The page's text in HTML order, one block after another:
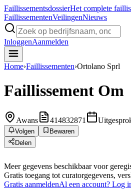
FaillissementsdossierHet complete
FaillissementenVeilingenNieuws
InloggenAanmelden
Home›Faillissementen›Ortolano Sprl
Faillissement Om
Awans 414832871
Volgen
Bewaren
Delen
Meer gegevens beschikbaar voor
Gratis toegang tot curatorgegevens,
Gratis aanmeldenAl een account? Log